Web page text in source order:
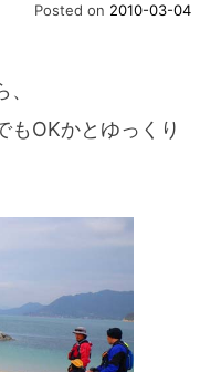
Posted on 2010-03-04
もOKかとゆっくり